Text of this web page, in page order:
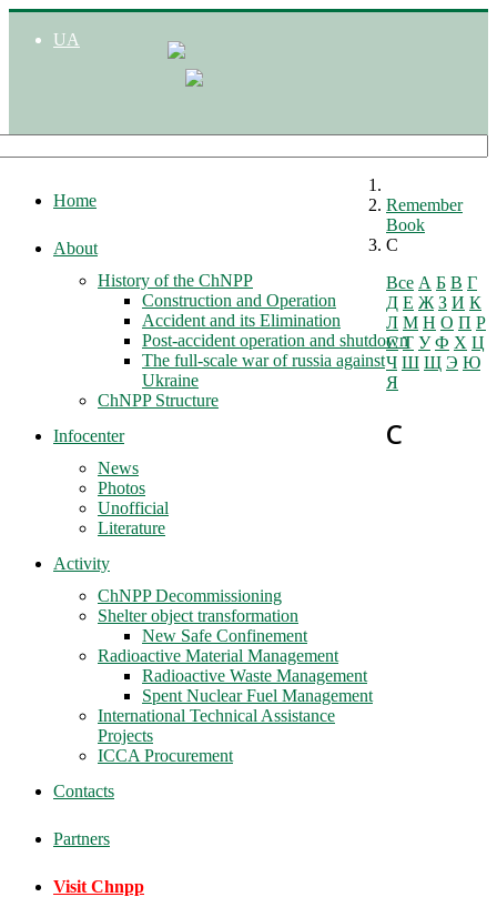
UA
Home
About
History of the ChNPP
Construction and Operation
Accident and its Elimination
Post-accident operation and shutdown
The full-scale war of russia against
Ukraine
ChNPP Structure
Infocenter
News
Photos
Unofficial
Literature
Activity
ChNPP Decommissioning
Shelter object transformation
New Safe Confinement
Radioactive Material Management
Radioactive Waste Management
Spent Nuclear Fuel Management
International Technical Assistance
Projects
ICCA Procurement
Contacts
Partners
Visit Chnpp
Remember
Book
С
Все А Б В Г
Д Е Ж З И К
Л М Н О П Р
С Т У Ф Х Ц
Ч Ш Щ Э Ю
Я
С